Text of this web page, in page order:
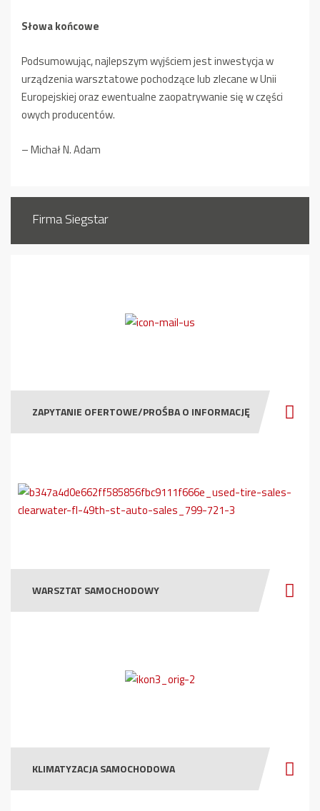
Słowa końcowe
Podsumowując, najlepszym wyjściem jest inwestycja w
urządzenia warsztatowe pochodzące lub zlecane w Unii
Europejskiej oraz ewentualne zaopatrywanie się w części
owych producentów.
– Michał N. Adam
Firma Siegstar
ZAPYTANIE OFERTOWE/PROŚBA O INFORMACJĘ
WARSZTAT SAMOCHODOWY
KLIMATYZACJA SAMOCHODOWA